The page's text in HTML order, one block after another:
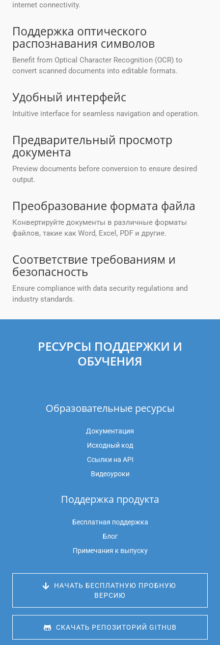
internet connectivity.
Поддержка оптического
распознавания символов
Benefit from Optical Character Recognition (OCR) to
convert scanned documents into editable formats.
Удобный интерфейс
Intuitive interface for seamless navigation and operation.
Предварительный просмотр
документа
Preview documents before conversion to ensure desired
output.
Преобразование формата файла
Конвертируйте документы в различные форматы
файлов, такие как Word, Excel, PDF и другие.
Соответствие требованиям и
безопасность
Ensure compliance with data security regulations and
industry standards.
РЕСУРСЫ ПОДДЕРЖКИ И
ОБУЧЕНИЯ
Образовательные ресурсы
Документация
Исходный код
Ссылки на API
Видеоуроки
Поддержка продукта
Бесплатная поддержка
Блог
Примечания к выпуску
НАЧАТЬ БЕСПЛАТНУЮ ПРОБНУЮ
ВЕРСИЮ
СКАЧАТЬ РЕПОЗИТОРИЙ GITHUB